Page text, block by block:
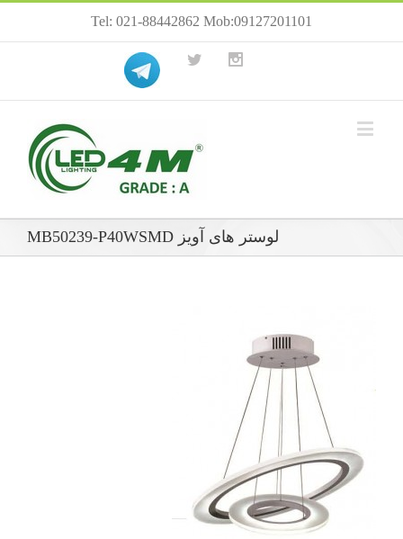
Tel: 021-88442862 Mob:09127201101
لوستر های آویز MB50239-P40WSMD